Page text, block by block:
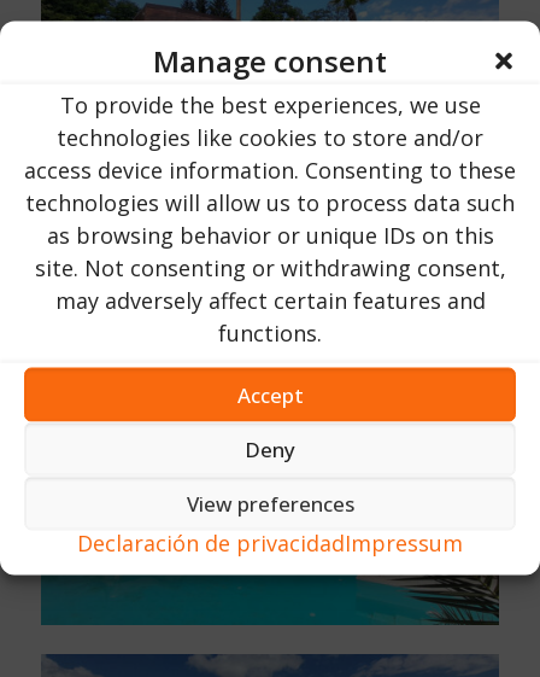
Manage consent
To provide the best experiences, we use
technologies like cookies to store and/or
access device information. Consenting to these
technologies will allow us to process data such
as browsing behavior or unique IDs on this
site. Not consenting or withdrawing consent,
may adversely affect certain features and
functions.
Accept
Deny
View preferences
Declaración de privacidadImpressum